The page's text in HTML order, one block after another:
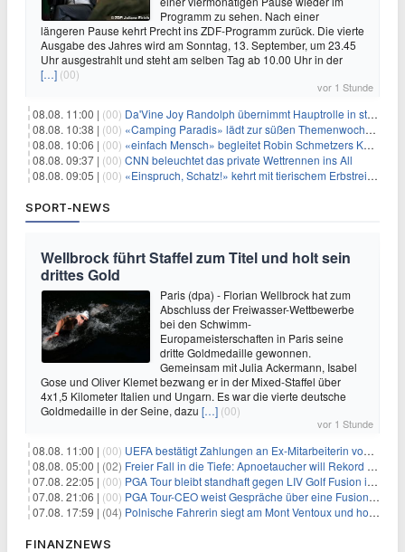
Programm zu sehen. Nach einer
längeren Pause kehrt Precht ins ZDF-Programm zurück. Die vierte
Ausgabe des Jahres wird am Sonntag, 13. September, um 23.45
Uhr ausgestrahlt und steht am selben Tag ab 10.00 Uhr in der
[…] (00)
vor 1 Stunde
08.08. 11:00 | (00) Da'Vine Joy Randolph übernimmt Hauptrolle in starbesetzter schwarzer Komödie
08.08. 10:38 | (00) «Camping Paradis» lädt zur süßen Themenwoche ein
08.08. 10:06 | (00) «einfach Mensch» begleitet Robin Schmetzers Kampf gegen eine seltene Krankheit
08.08. 09:37 | (00) CNN beleuchtet das private Wettrennen ins All
08.08. 09:05 | (00) «Einspruch, Schatz!» kehrt mit tierischem Erbstreit zurück
SPORT-NEWS
Wellbrock führt Staffel zum Titel und holt sein
drittes Gold
Paris (dpa) - Florian Wellbrock hat zum
Abschluss der Freiwasser-Wettbewerbe
bei den Schwimm-
Europameisterschaften in Paris seine
dritte Goldmedaille gewonnen.
Gemeinsam mit Julia Ackermann, Isabel
Gose und Oliver Klemet bezwang er in der Mixed-Staffel über
4x1,5 Kilometer Italien und Ungarn. Es war die vierte deutsche
Goldmedaille in der Seine, dazu […] (00)
vor 1 Stunde
08.08. 11:00 | (00) UEFA bestätigt Zahlungen an Ex-Mitarbeiterin von Infantino
08.08. 05:00 | (02) Freier Fall in die Tiefe: Apnoetaucher will Rekord brechen
07.08. 22:05 | (00) PGA Tour bleibt standhaft gegen LIV Golf Fusion in einem sich wandelnden Sportumfeld
07.08. 21:06 | (00) PGA Tour-CEO weist Gespräche über eine Fusion mit LIV Golf zurück und bekräftigt die Wettbewerbslandschaft
07.08. 17:59 | (04) Polnische Fahrerin siegt am Mont Ventoux und holt Tour-Gelb
FINANZNEWS